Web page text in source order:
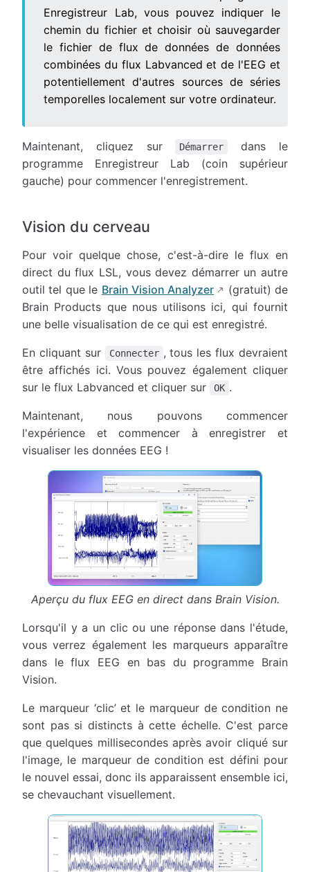
Enregistreur Lab, vous pouvez indiquer le
chemin du fichier et choisir où sauvegarder
le fichier de flux de données de données
combinées du flux Labvanced et de l'EEG et
potentiellement d'autres sources de séries
temporelles localement sur votre ordinateur.
Maintenant, cliquez sur Démarrer
dans le
programme Enregistreur Lab (coin supérieur
gauche) pour commencer l'enregistrement.
Vision du cerveau
Pour voir quelque chose, c'est-à-dire le flux en
direct du flux LSL, vous devez démarrer un autre
outil tel que le Brain Vision Analyzer
(gratuit) de
Brain Products que nous utilisons ici, qui fournit
une belle visualisation de ce qui est enregistré.
En cliquant sur Connecter , tous les flux devraient
être affichés ici. Vous pouvez également cliquer
sur le flux Labvanced et cliquer sur
OK .
Maintenant, nous pouvons commencer
l'expérience et commencer à enregistrer et
visualiser les données EEG !
Aperçu du flux EEG en direct dans Brain Vision.
Lorsqu'il y a un clic ou une réponse dans l'étude,
vous verrez également les marqueurs apparaître
dans le flux EEG en bas du programme Brain
Vision.
Le marqueur ‘clic’ et le marqueur de condition ne
sont pas si distincts à cette échelle. C'est parce
que quelques millisecondes après avoir cliqué sur
l'image, le marqueur de condition est défini pour
le nouvel essai, donc ils apparaissent ensemble ici,
se chevauchant visuellement.